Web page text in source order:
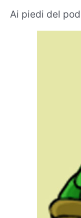
Ai piedi del